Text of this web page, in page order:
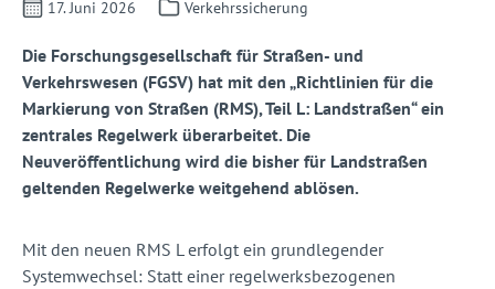
17. Juni 2026 Verkehrssicherung
Die Forschungsgesellschaft für Straßen- und
Verkehrswesen (FGSV) hat mit den „Richtlinien für die
Markierung von Straßen (RMS), Teil L: Landstraßen“ ein
zentrales Regelwerk überarbeitet. Die
Neuveröffentlichung wird die bisher für Landstraßen
geltenden Regelwerke weitgehend ablösen.
Mit den neuen RMS L erfolgt ein grundlegender
Systemwechsel: Statt einer regelwerksbezogenen